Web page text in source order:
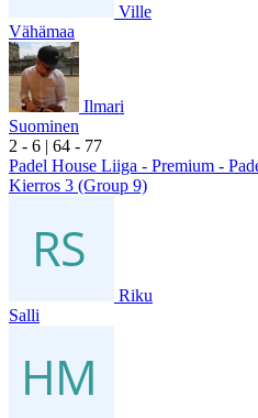
Ville
Vähämaa
Ilmari
Suominen
2 - 6 | 64 - 77
Padel House Liiga - Premium -
Kierros 3 (Group 9)
Riku
Salli